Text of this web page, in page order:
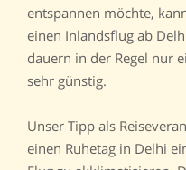
entspannen möchte,
einen Inlandsflug ab
dauern in der Regel nur
sehr günstig.
Unser Tipp als
einen Ruhetag in Delhi